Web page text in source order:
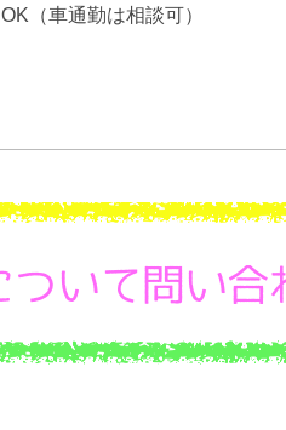
（車通勤は相談可）